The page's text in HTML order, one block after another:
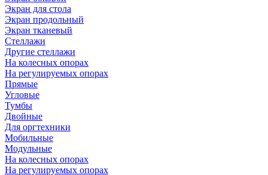
Экран для стола
Экран продольный
Экран тканевый
Стеллажи
Другие стеллажи
На колесных опорах
На регулируемых опорах
Прямые
Угловые
Тумбы
Двойные
Для оргтехники
Мобильные
Модульные
На колесных опорах
На регулируемых опорах